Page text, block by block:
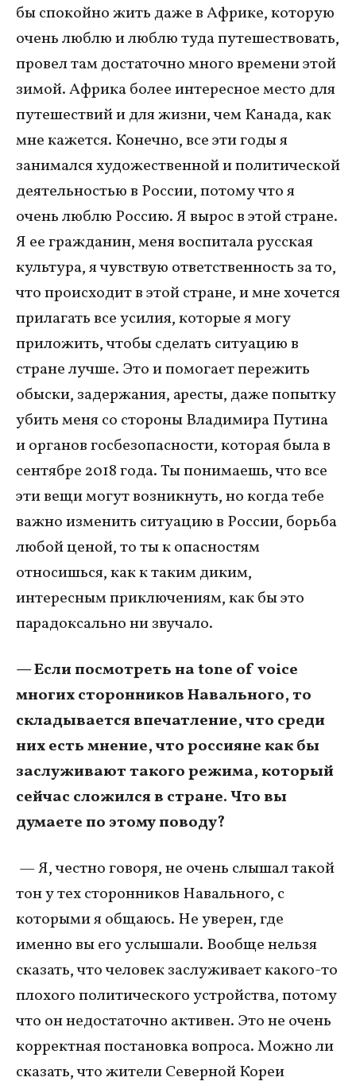
бы спокойно жить даже в Африке, которую
очень люблю и люблю туда путешествовать,
провел там достаточно много времени этой
зимой. Африка более интересное место для
путешествий и для жизни, чем Канада, как
мне кажется. Конечно, все эти годы я
занимался художественной и политической
деятельностью в России, потому что я
очень люблю Россию. Я вырос в этой стране.
Я ее гражданин, меня воспитала русская
культура, я чувствую ответственность за то,
что происходит в этой стране, и мне хочется
прилагать все усилия, которые я могу
приложить, чтобы сделать ситуацию в
стране лучше. Это и помогает пережить
обыски, задержания, аресты, даже попытку
убить меня со стороны Владимира Путина
и органов госбезопасности, которая была в
сентябре 2018 года. Ты понимаешь, что все
эти вещи могут возникнуть, но когда тебе
важно изменить ситуацию в России, борьба
любой ценой, то ты к опасностям
относишься, как к таким диким,
интересным приключениям, как бы это
парадоксально ни звучало.
— Если посмотреть на tone of voice
многих сторонников Навального, то
складывается впечатление, что среди
них есть мнение, что россияне как бы
заслуживают такого режима, который
сейчас сложился в стране. Что вы
думаете по этому поводу?
— Я, честно говоря, не очень слышал такой
тон у тех сторонников Навального, с
которыми я общаюсь. Не уверен, где
именно вы его услышали. Вообще нельзя
сказать, что человек заслуживает какого-то
плохого политического устройства, потому
что он недостаточно активен. Это не очень
корректная постановка вопроса. Можно ли
сказать, что жители Северной Кореи